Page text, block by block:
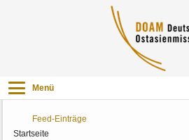
Menü
Feed-Einträge
Startseite